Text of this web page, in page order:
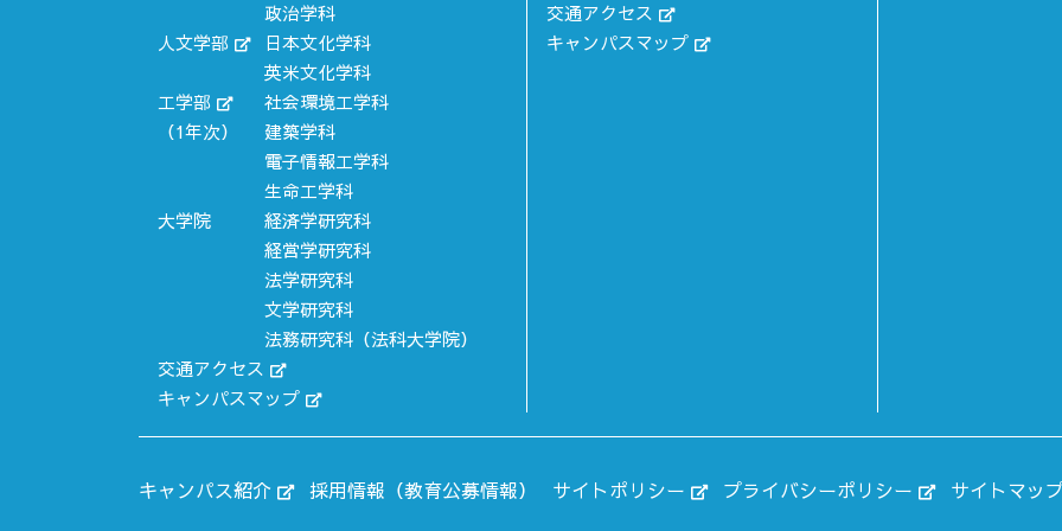
政治学科
人文学部
日本文化学科
英米文化学科
工学部
（1年次）
社会環境工学科
建築学科
電子情報工学科
生命工学科
大学院
経済学研究科
経営学研究科
法学研究科
文学研究科
法務研究科 （法科大学院）
交通アクセス
キャンパスマップ
交通アクセス
キャンパスマップ
キャンパス紹介 採用情報（教育公募情報） サイトポリシー プライバシーポリシー サイトマッ